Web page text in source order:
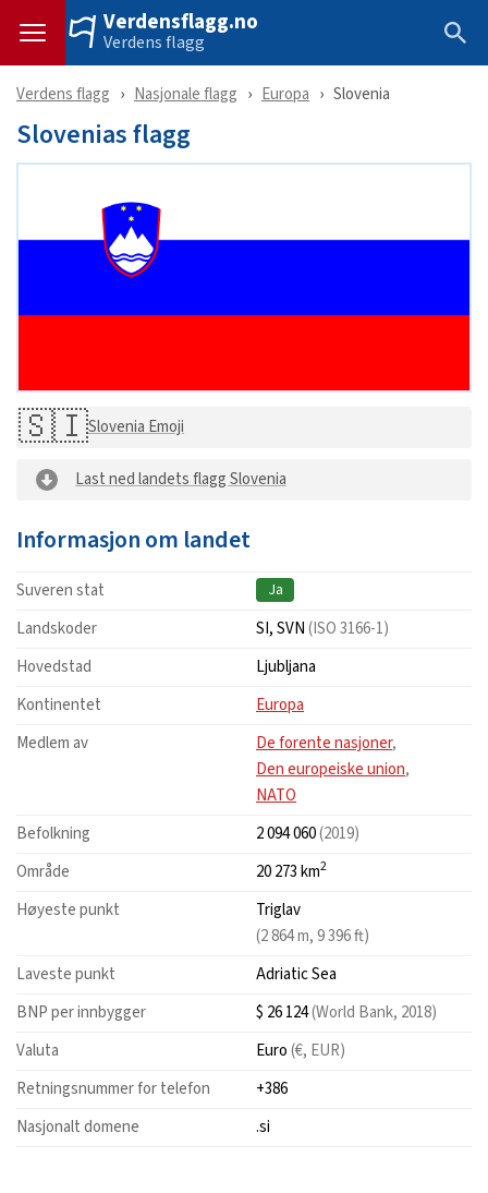
Verdensflagg.no
Verdens flagg
Verdens flagg Nasjonale flagg Europa Slovenia
Slovenias flagg
🇸🇮Slovenia Emoji
Last ned landets flagg Slovenia
Informasjon om landet
Suveren stat Ja
Landskoder SI, SVN(ISO 3166-1)
Hovedstad
Ljubljana
Kontinentet
Europa
Medlem av
De forente nasjoner,
Den europeiske union,
NATO
Befolkning
2 094 060(2019)
Område
20 273 km2
Høyeste punkt
Triglav
(2 864 m, 9 396 ft)
Laveste punkt
Adriatic Sea
BNP per innbygger
$ 26 124(World Bank, 2018)
Valuta
Euro(€, EUR)
Retningsnummer for telefon
+386
Nasjonalt domene
.si